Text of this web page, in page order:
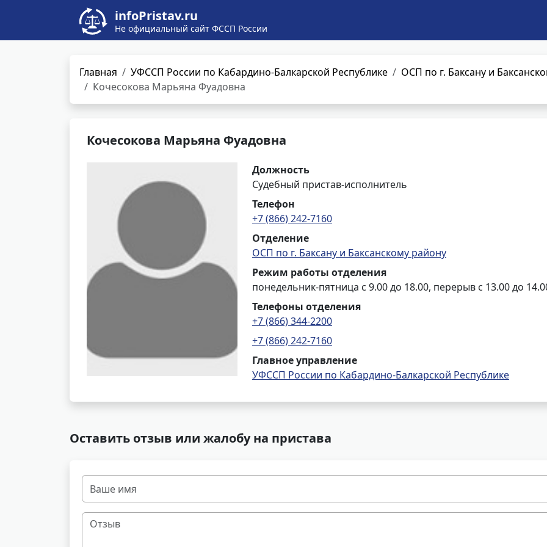
infoPristav.ru
Не официальный сайт ФССП России
Главная УФССП России по Кабардино-Балкарской Республике
ОСП по г. Баксану и
Кочесокова Марьяна Фуадовна
Кочесокова Марьяна Фуадовна
Должность
Судебный пристав-исполнитель
Телефон
+7 (866) 242-7160
Отделение
ОСП по г. Баксану и Баксанскому району
Режим работы отделения
понедельник-пятница с 9.00 до 18.00, перерыв с 13.00 до
Телефоны отделения
+7 (866) 344-2200
+7 (866) 242-7160
Главное управление
УФССП России по Кабардино-Балкарской Республике
Оставить отзыв или жалобу на пристава